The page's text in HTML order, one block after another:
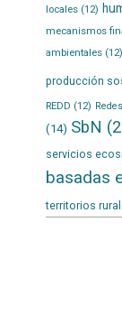
locales(12)
mecanismos
ambientales(12)
producción
REDD (12)
(14) SbN
servicios
basadas
territorios